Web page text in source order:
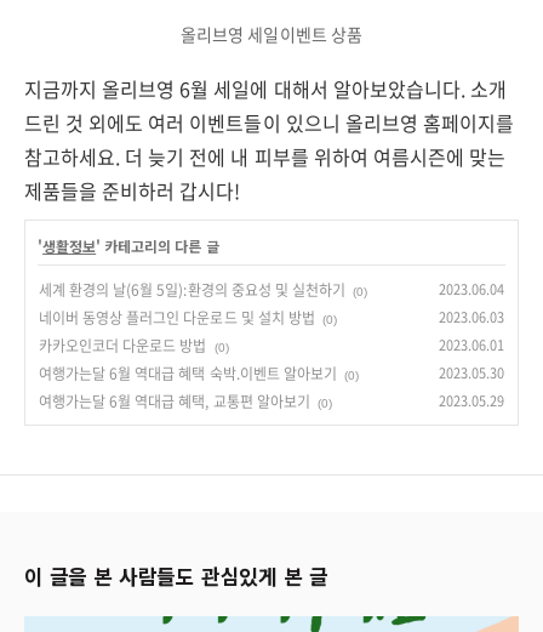
올리브영 세일이벤트 상품
지금까지 올리브영 6월 세일에 대해서 알아보았습니다. 소개
드린 것 외에도 여러 이벤트들이 있으니 올리브영 홈페이지를
참고하세요. 더 늦기 전에 내 피부를 위하여 여름시즌에 맞는
제품들을 준비하러 갑시다!
'생활정보' 카테고리의 다른 글
세계 환경의 날(6월 5일):환경의 중요성 및 실천하기 (0) 2023.06.04
네이버 동영상 플러그인 다운로드 및 설치 방법 (0) 2023.06.03
카카오인코더 다운로드 방법 (0) 2023.06.01
여행가는달 6월 역대급 혜택 숙박.이벤트 알아보기 (0) 2023.05.30
여행가는달 6월 역대급 혜택, 교통편 알아보기 (0) 2023.05.29
이 글을 본 사람들도 관심있게 본 글